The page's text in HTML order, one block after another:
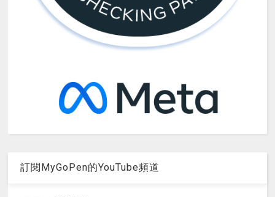
訂閱MyGoPen的YouTube頻道